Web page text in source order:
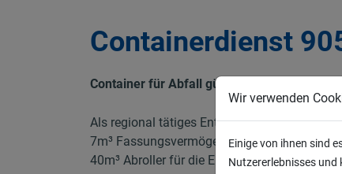
Containerdienst
Container für Abfall günstig, schnell,
Als regional tätiges
7m³ Fassungsvermögen der besonders für
40m³ Abroller für die Entsorgung großer
Wir verwenden
Einige von ihnen sind
Nutzererlebnisses und